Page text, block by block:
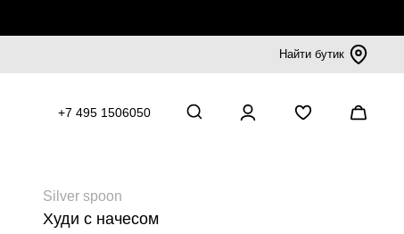
Найти бутик
+7 495 1506050
Silver spoon
Худи с начесом